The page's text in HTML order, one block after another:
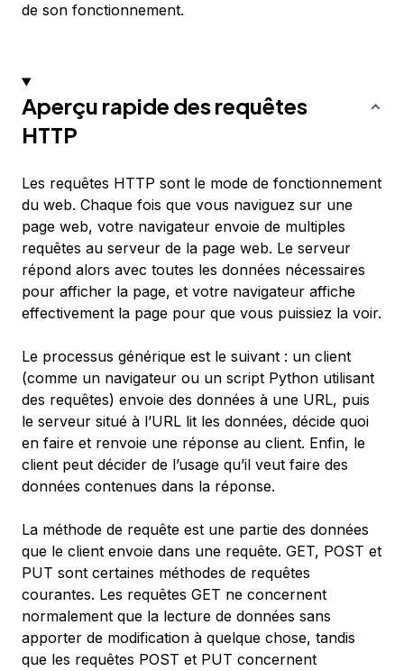
de son fonctionnement.
Aperçu rapide des requêtes
HTTP
Les requêtes HTTP sont le mode de fonctionnement
du web. Chaque fois que vous naviguez sur une
page web, votre navigateur envoie de multiples
requêtes au serveur de la page web. Le serveur
répond alors avec toutes les données nécessaires
pour afficher la page, et votre navigateur affiche
effectivement la page pour que vous puissiez la voir.
Le processus générique est le suivant : un client
(comme un navigateur ou un script Python utilisant
des requêtes) envoie des données à une URL, puis
le serveur situé à l’URL lit les données, décide quoi
en faire et renvoie une réponse au client. Enfin, le
client peut décider de l’usage qu’il veut faire des
données contenues dans la réponse.
La méthode de requête est une partie des données
que le client envoie dans une requête. GET, POST et
PUT sont certaines méthodes de requêtes
courantes. Les requêtes GET ne concernent
normalement que la lecture de données sans
apporter de modification à quelque chose, tandis
que les requêtes POST et PUT concernent